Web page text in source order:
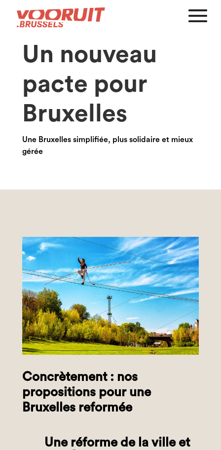
Un nouveau
pacte pour
Bruxelles
Une Bruxelles simplifiée, plus solidaire et mieux
gérée
Concrètement : nos
propositions pour une
Bruxelles reformée
Une réforme de la ville et